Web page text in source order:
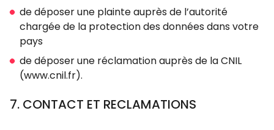
de déposer une plainte auprès de l’autorité
chargée de la protection des données dans votre
pays
de déposer une réclamation auprès de la CNIL
(www.cnil.fr).
7. CONTACT ET RECLAMATIONS